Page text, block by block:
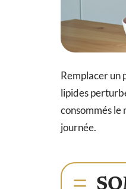
Remplacer un
lipides
consommés le
journée.